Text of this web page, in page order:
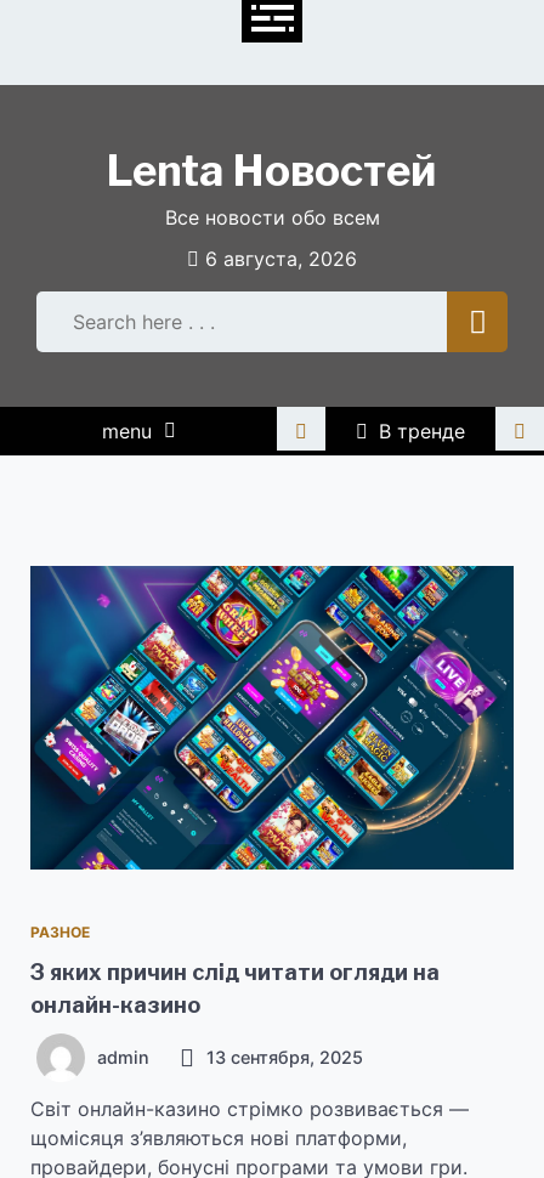
Lenta Новостей
Все новости обо всем
6 августа, 2026
menu В тренде
РАЗНОЕ
З яких причин слід читати огляди на
онлайн-казино
admin 13 сентября, 2025
Світ онлайн-казино стрімко розвивається —
щомісяця з’являються нові платформи,
провайдери, бонусні програми та умови гри.